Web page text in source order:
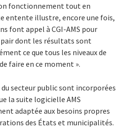
fonctionnement tout en
entente illustre, encore une fois,
font appel à CGI-AMS pour
dont les résultats sont
ce que tous les niveaux de
faire en ce moment ».
secteur public sont incorporées
la suite logicielle AMS
adaptée aux besoins propres
des États et municipalités.